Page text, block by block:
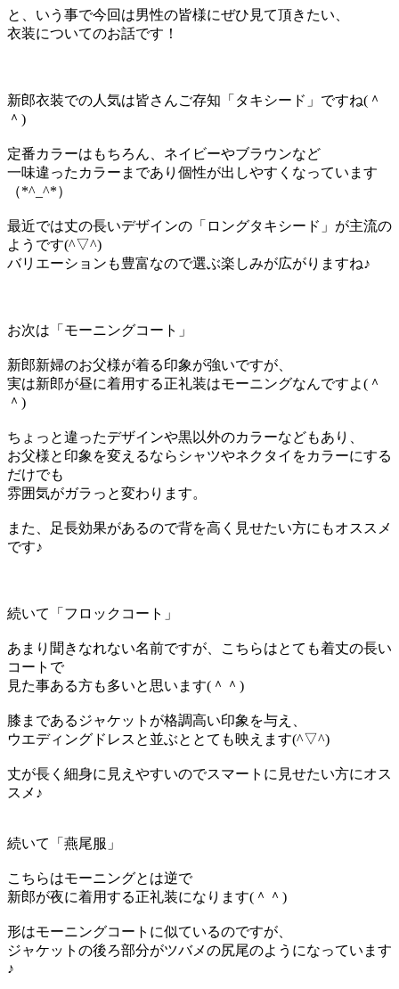
と、いう事で今回は男性の皆様にぜひ見て頂きたい、
衣装についてのお話です！
新郎衣装での人気は皆さんご存知「タキシード」ですね(＾
＾)
定番カラーはもちろん、ネイビーやブラウンなど
一味違ったカラーまであり個性が出しやすくなっています
（*^_^*）
最近では丈の長いデザインの「ロングタキシード」が主流の
ようです(^▽^)
バリエーションも豊富なので選ぶ楽しみが広がりますね♪
お次は「モーニングコート」
新郎新婦のお父様が着る印象が強いですが、
実は新郎が昼に着用する正礼装はモーニングなんですよ(＾
＾)
ちょっと違ったデザインや黒以外のカラーなどもあり、
お父様と印象を変えるならシャツやネクタイをカラーにする
だけでも
雰囲気がガラっと変わります。
また、足長効果があるので背を高く見せたい方にもオススメ
です♪
続いて「フロックコート」
あまり聞きなれない名前ですが、こちらはとても着丈の長い
コートで
見た事ある方も多いと思います(＾＾)
膝まであるジャケットが格調高い印象を与え、
ウエディングドレスと並ぶととても映えます(^▽^)
丈が長く細身に見えやすいのでスマートに見せたい方にオス
スメ♪
続いて「燕尾服」
こちらはモーニングとは逆で
新郎が夜に着用する正礼装になります(＾＾)
形はモーニングコートに似ているのですが、
ジャケットの後ろ部分がツバメの尻尾のようになっています
♪